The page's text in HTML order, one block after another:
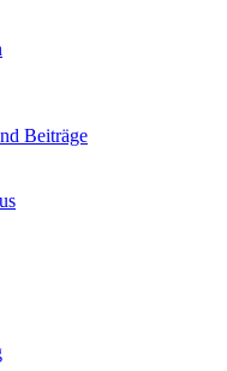
Beiträge